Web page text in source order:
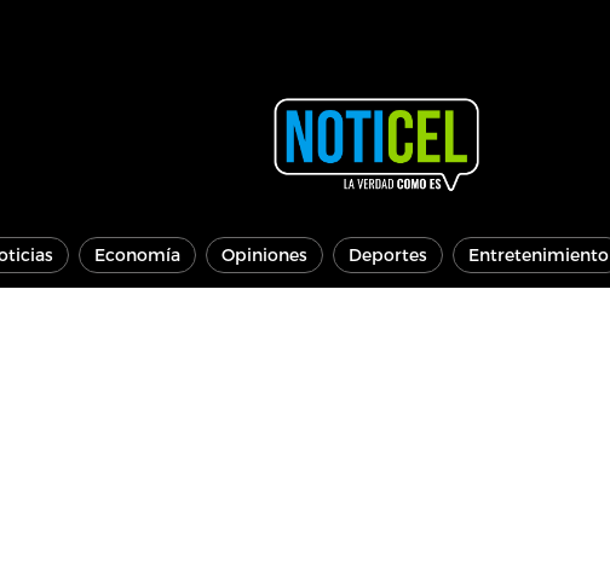
Economía Opiniones Deportes Entretenimiento